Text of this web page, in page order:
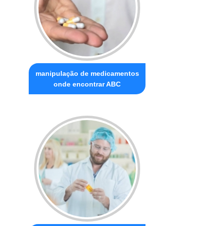
manipulação de medicamentos
onde encontrar ABC